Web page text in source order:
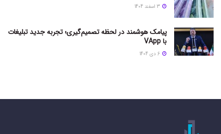
پیامک هوشمند در لحظه تصمیم‌گیری؛ تجربه جدید تبلیغات
با VApp